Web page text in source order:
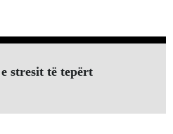
stresit të tepërt